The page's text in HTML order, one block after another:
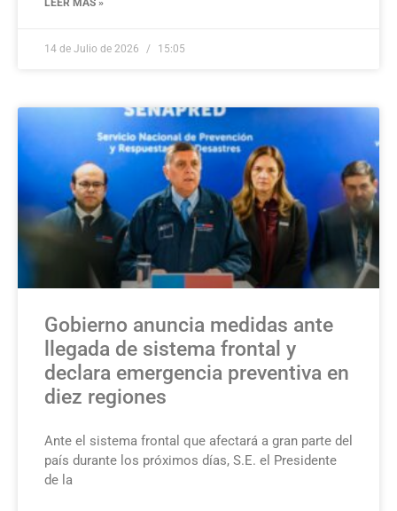
LEER MÁS »
14 de Julio de 2026 15:05
Gobierno anuncia medidas ante
llegada de sistema frontal y
declara emergencia preventiva en
diez regiones
Ante el sistema frontal que afectará a gran parte del
país durante los próximos días, S.E. el Presidente
de la